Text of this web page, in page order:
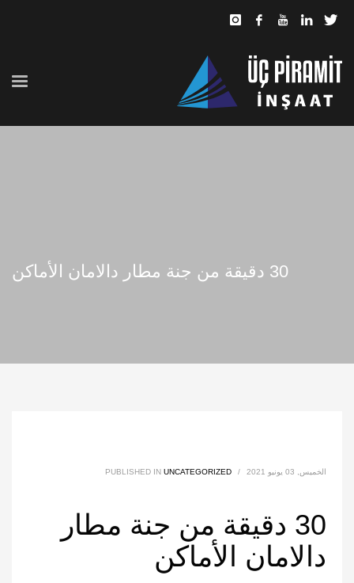
30 دقيقة من جنة مطار دالامان الأماكن
الخميس, 03 يونيو 2021 /
PUBLISHED IN UNCATEGORIZED
30 دقيقة من جنة مطار
دالامان الأماكن